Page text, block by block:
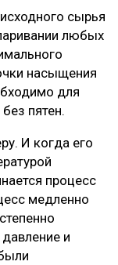
сырья
любых
насыщения
для
пятен.
И когда его
процесс
медленно
и